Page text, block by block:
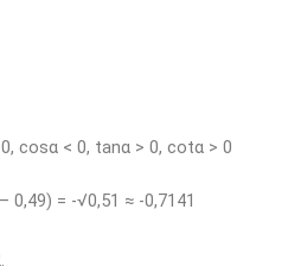
cosα < 0, tanα > 0, cotα > 0
= -√0,51 ≈ -0,7141